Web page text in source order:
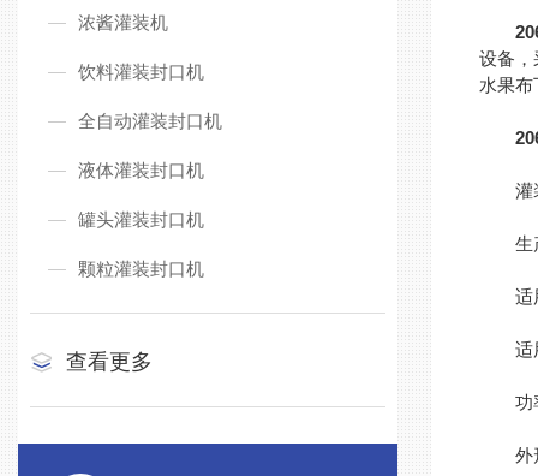
浓酱灌装机
饮料灌装封口机
全自动灌装封口机
液体灌装封口机
罐头灌装封口机
颗粒灌装封口机
查看更多
设备，
水果
灌装
生产
适用
适用
功
外形